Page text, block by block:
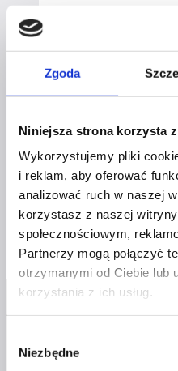
Zgoda
Niniejsza strona korzysta
Wykorzystujemy pliki
i reklam, aby oferować
analizować ruch w naszej
korzystasz z naszej
społecznościowym,
Partnerzy mogą połączyć
otrzymanymi od Ciebie lub
korzystania z ich usług.
zgody
Niezbędne
Jaka jest silna
do przodu i nigdy się
nie podkopuje
tylko motywuje i
Dowiedz się więcej
–
to